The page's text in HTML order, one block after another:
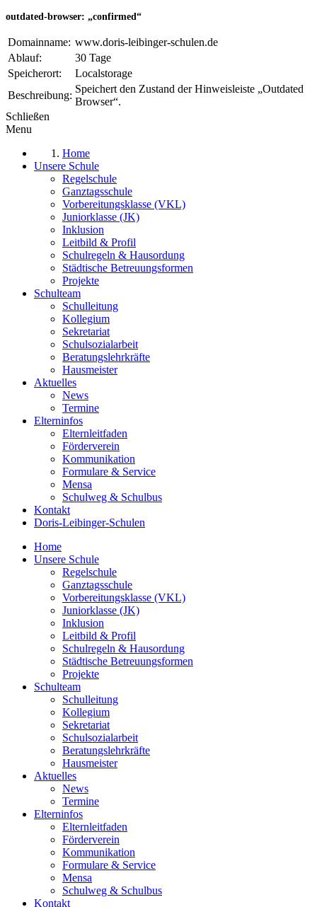
outdated-browser: „confirmed“
Domainname: www.doris-leibinger-schulen.de
Ablauf:
30 Tage
Speicherort:
Localstorage
Beschreibung:
Speichert den Zustand der Hinweisleiste „Outdated
Browser“.
Schließen
Menu
Home
Unsere Schule
Regelschule
Ganztagsschule
Vorbereitungsklasse (VKL)
Juniorklasse (JK)
Inklusion
Leitbild & Profil
Schulregeln & Hausordung
Städtische Betreuungsformen
Projekte
Schulteam
Schulleitung
Kollegium
Sekretariat
Schulsozialarbeit
Beratungslehrkräfte
Hausmeister
Aktuelles
News
Termine
Elterninfos
Elternleitfaden
Förderverein
Kommunikation
Formulare & Service
Mensa
Schulweg & Schulbus
Kontakt
Doris-Leibinger-Schulen
Home
Unsere Schule
Regelschule
Ganztagsschule
Vorbereitungsklasse (VKL)
Juniorklasse (JK)
Inklusion
Leitbild & Profil
Schulregeln & Hausordung
Städtische Betreuungsformen
Projekte
Schulteam
Schulleitung
Kollegium
Sekretariat
Schulsozialarbeit
Beratungslehrkräfte
Hausmeister
Aktuelles
News
Termine
Elterninfos
Elternleitfaden
Förderverein
Kommunikation
Formulare & Service
Mensa
Schulweg & Schulbus
Kontakt